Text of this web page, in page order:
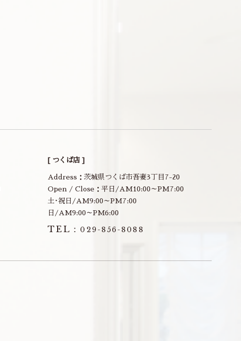
[ つくば店 ]
Address：茨城県つくば市吾妻3丁目7-20
Open / Close：平日/AM10:00～PM7:00
土･祝日/AM9:00～PM7:00
日/AM9:00～PM6:00
TEL： 029-856-8088